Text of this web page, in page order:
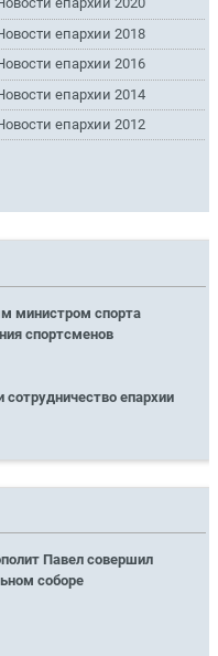
епархии 2018
епархии 2016
епархии 2014
епархии 2012
министром спорта
спортсменов
сотрудничество епархии
Павел совершил
соборе